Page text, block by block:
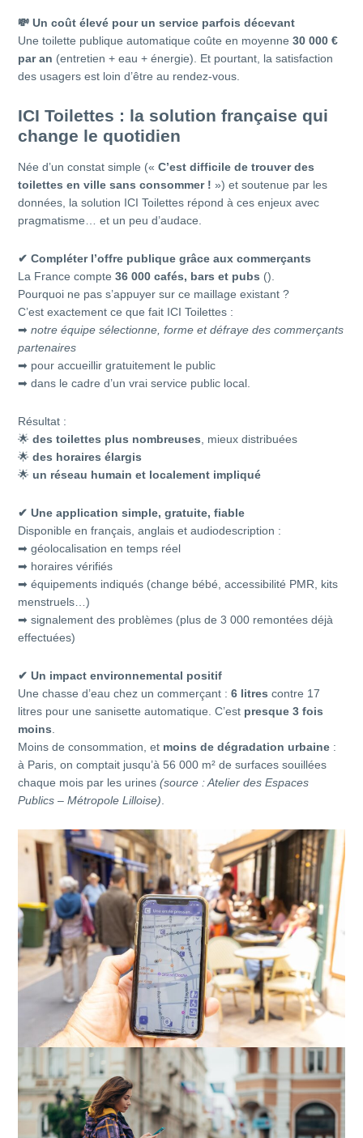
💸 Un coût élevé pour un service parfois décevant
Une toilette publique automatique coûte en moyenne30 000 €
par an (entretien + eau + énergie). Et pourtant, la satisfaction
des usagers est loin d’être au rendez-vous.
ICI Toilettes : la solution française qui
change le quotidien
Née d’un constat simple («C’est difficile de trouver des
toilettes en ville sans consommer ! ») et soutenue par les
données, la solution ICI Toilettes répond à ces enjeux avec
pragmatisme… et un peu d’audace.
✔ Compléter l’offre publique grâce aux commerçants
La France compte36 000 cafés, bars et pubs ().
Pourquoi ne pas s’appuyer sur ce maillage existant ?
C’est exactement ce que fait ICI Toilettes :
➡notre équipe sélectionne, forme et défraye des commerçants
partenaires
➡ pour accueillir gratuitement le public
➡ dans le cadre d’un vrai service public local.
Résultat :
🌟des toilettes plus nombreuses , mieux distribuées
🌟des horaires élargis
🌟 un réseau humain et localement impliqué
✔ Une application simple, gratuite, fiable
Disponible en français, anglais et audiodescription :
➡ géolocalisation en temps réel
➡ horaires vérifiés
➡ équipements indiqués (change bébé, accessibilité PMR, kits
menstruels…)
➡ signalement des problèmes (plus de 3 000 remontées déjà
effectuées)
✔ Un impact environnemental positif
Une chasse d’eau chez un commerçant :6 litrescontre 17
litres pour une sanisette automatique. C’est presque 3 fois
moins
Moins de consommation, et moins de dégradation urbaine :
à Paris, on comptait jusqu’à 56 000 m² de surfaces souillées
chaque mois par les urines (source : Atelier des Espaces
Publics – Métropole Lilloise)